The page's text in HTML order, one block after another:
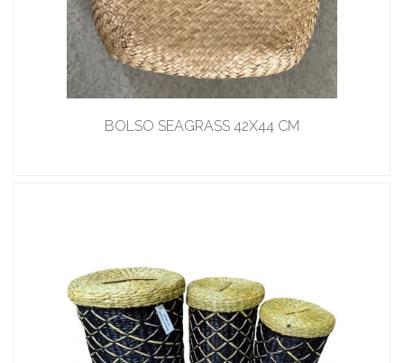
BOLSO SEAGRASS 42X44 CM